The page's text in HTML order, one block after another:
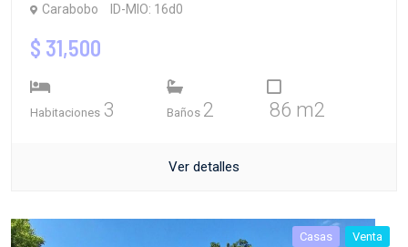
Carabobo ID-MIO: 16d0
$ 31,500
Habitaciones 3 Baños 2 86 m2
Ver detalles
Casas Venta